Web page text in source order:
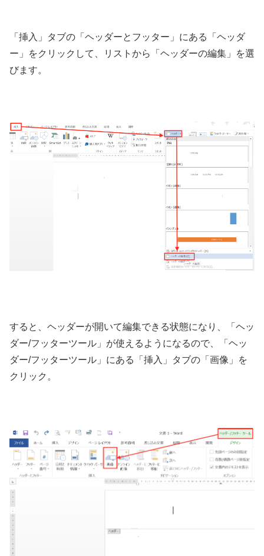
「挿入」タブの「ヘッダーとフッター」にある「ヘッダ
ー」をクリックして、リストから「ヘッダーの編集」を選
びます。
すると、ヘッダーが開いて編集できる状態になり、「ヘッ
ダー/フッターツール」が使えるようになるので、「ヘッ
ダー/フッターツール」にある「挿入」タブの「画像」を
クリック。